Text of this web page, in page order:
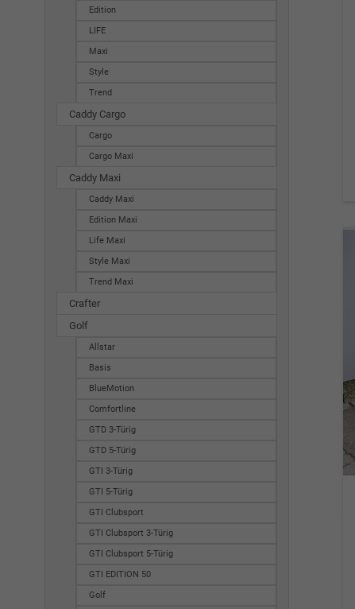
Edition
LIFE
Maxi
Style
Trend
Caddy Cargo
Cargo
Cargo Maxi
Caddy Maxi
Caddy Maxi
Edition Maxi
Life Maxi
Style Maxi
Trend Maxi
Crafter
Golf
Allstar
Basis
BlueMotion
Comfortline
GTD 3-Türig
GTD 5-Türig
GTI 3-Türig
GTI 5-Türig
GTI Clubsport
GTI Clubsport 3-Türig
GTI Clubsport 5-Türig
GTI EDITION 50
Golf